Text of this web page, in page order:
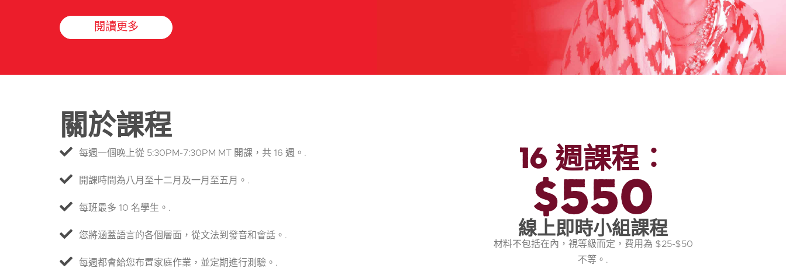
閱讀更多
關於課程
每週一個晚上從 5:30PM-7:30PM MT 開課，共 16 週。.
開課時間為八月至十二月及一月至五月。.
每班最多 10 名學生。.
您將涵蓋語言的各個層面，從文法到發音和會話。.
每週都會給您布置家庭作業，並定期進行測驗。.
16 週課程：
$550
線上即時小組課程
材料不包括在內，視等級而定，費用為 $25-$50
不等。.